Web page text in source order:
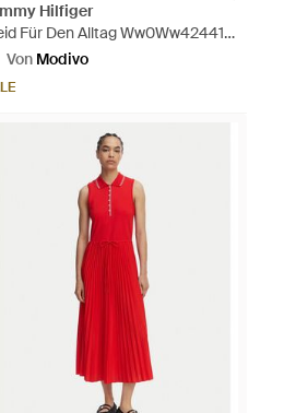
Hilfiger
Für Den Alltag Ww0Ww42441
Fit - Weiß
Von Modivo